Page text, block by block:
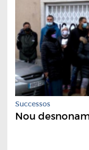
Successos
Nou